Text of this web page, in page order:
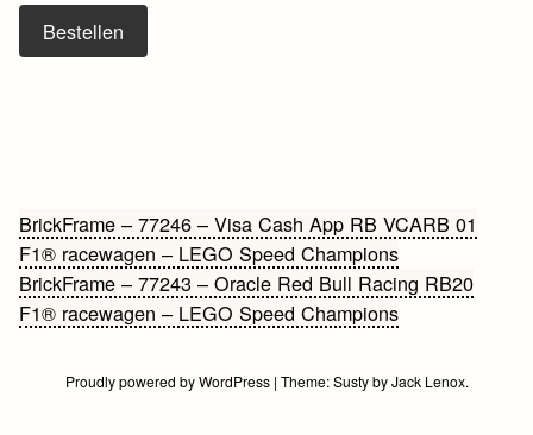
Bestellen
Bericht
navigatie
BrickFrame – 77246 – Visa Cash App RB VCARB 01
F1® racewagen – LEGO Speed Champions
BrickFrame – 77243 – Oracle Red Bull Racing RB20
F1® racewagen – LEGO Speed Champions
Proudly powered by WordPress | Theme:SustybyJack Lenox.